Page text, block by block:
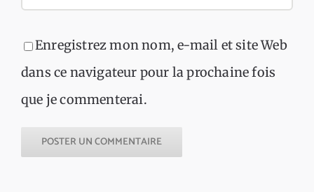
Enregistrez mon nom, e-mail et site Web
dans ce navigateur pour la prochaine fois
que je commenterai.